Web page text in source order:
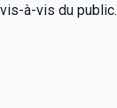
à-vis du public.